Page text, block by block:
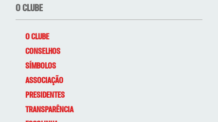
O CLUBE
O CLUBE
CONSELHOS
SÍMBOLOS
ASSOCIAÇÃO
PRESIDENTES
TRANSPARÊNCIA